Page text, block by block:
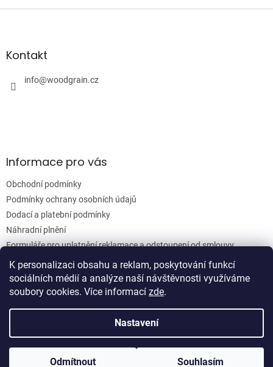
K personalizaci obsahu a reklam, poskytování funkcí
sociálních médií a analýze naší návštěvnosti využíváme
soubory cookies. Více informací zde.
Nastavení
Odmítnout Souhlasím
v
Z
aKontakt
info@woodgrain.cz
Informace pro vás
Obchodní podmínky
Podmínky ochrany osobních údajů
Dodací a platební podmínky
Náhradní plnění
Formuláře pro uplatnění reklamace a odstoupení od smlouvy
Moje objednávka
Woodgrain s.r.o.
Upravit nastavení cookies